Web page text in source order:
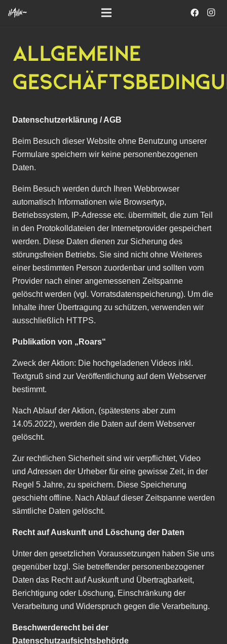
ALLGEMEINE
Datenschutzerklärung / AGB
Beim Besuch dieser Website ohne Benutzung unserer
Formulare speichern wir keine personenbezogenen
Daten.
Beim Besuch werden durch Ihren Webbrowser
automatisch Informationen wie Browsertyp,
Betriebssystem, IP-Adresse etc. übermittelt, die zum Teil
in den Protokolldateien der Internetprovider gespeichert
werden. Diese Daten dienen zur Sicherung des
störungsfreien Betriebs. Sie sind nicht ohne Weiteres
einer bestimmten Person zuordenbar und sollten vom
Provider nach einer angemessenen Zeitspanne
gelöscht werden (vgl. Vorratsdaten­speicherung). Um die
Inhalte ihrer Übertragung zu schützen, verwenden wir
ausschließ lich HTTPS.
Publikation von „ Roars“
Zweck der Aktion: Die hochgeladenen Videos inkl.
Textgruß sind zur Veröffentlichung auf dem Webserver
bestimmt.
Nach Ablauf der Aktion, (spätestens aber zum
14.05.2022), werden die Daten auf dem Webserver
gelöscht.
Zur rechtlichen Sicherheit sind wir verpflichtet, Video
und Adressen der Urheber für eine gewisse Zeit, in der
Regel 5 Jahre, zu speichern. Diese Speicherung
geschieht offline. Nach Ablauf dieser Zeitspanne werden
sämtliche Daten gelöscht.
Recht auf Auskunft und Löschung der Daten
Unter den gesetzlichen Voraussetzungen haben Sie uns
gegenüber bzgl. Sie betreffender personenbezogener
Daten das Recht auf Auskunft und Übertragbarkeit,
Berichtigung oder Löschung, Einschränkung der
Verarbeitung und Widerspruch gegen die Verarbeitung.
Beschwerderecht bei der
Datenschutzaufsichtsbehörde